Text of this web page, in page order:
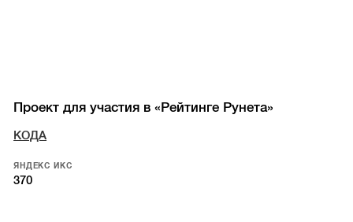
Проект для участия в «Рейтинге Рунета»
КОДА
ЯНДЕКС ИКС
370